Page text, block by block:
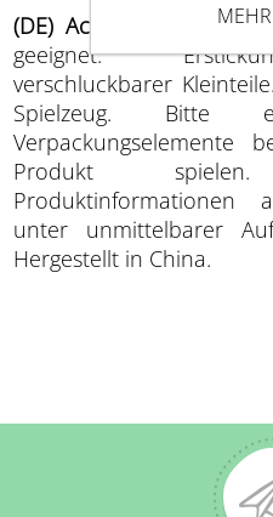
(DE) Achtung
: Nicht für
geeignet.
verschluckbarer
Spielzeug. Bitte
Verpackungselemente
Produkt
Produktinformationen
unter unmittelbarer
Hergestellt in China.